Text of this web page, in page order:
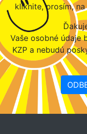
kliknite, prosím, na
Vaše osobné údaje
KZP a nebudú